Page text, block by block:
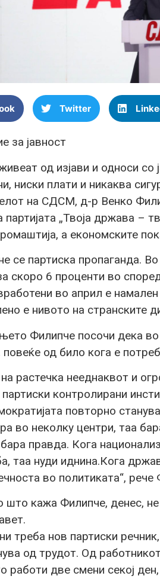
Twitter
за јавност
од изјави и односи со
ниски плати и никаква
на СДСМ, д-р Венко
партијата „Твоја држава –
а економските
се партиска пропаганда.
скоро 6 проценти во
во април е
е нивото на странските
Филипче посочи дека
повеќе од било кога е
растечка нееднаквот и
контролирани
повторно
во неколку центри, таа
бара правда. Кога
таа нуди иднина.Кога
во политиката“, рече
што кажа Филипче, денес,
треба нов партиски
од трудот. Од
работи две смени секој